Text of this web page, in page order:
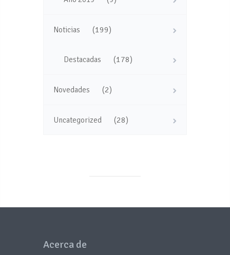
Noticias (199)
Destacadas (178)
Novedades (2)
Uncategorized (28)
Acerca de